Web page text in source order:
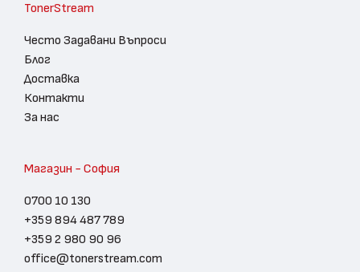
TonerStream
Често Задавани Въпроси
Блог
Доставка
Контакти
За нас
Магазин - София
0700 10 130
+359 894 487 789
+359 2 980 90 96
office@tonerstream.com